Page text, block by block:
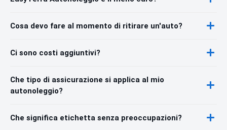
Cosa devo fare al momento di ritirare un'auto?
Ci sono costi aggiuntivi?
Che tipo di assicurazione si applica al mio
autonoleggio?
Che significa etichetta senza preoccupazioni?